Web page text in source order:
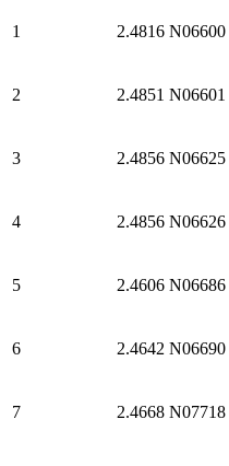
1 2.4816 N06600
2 2.4851 N06601
3 2.4856 N06625
4 2.4856 N06626
5 2.4606 N06686
6 2.4642 N06690
7 2.4668 N07718